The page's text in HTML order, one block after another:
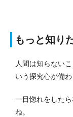
もっと知り
人間は知らない
いう探究心が備わ
一目惚れをした
ね。